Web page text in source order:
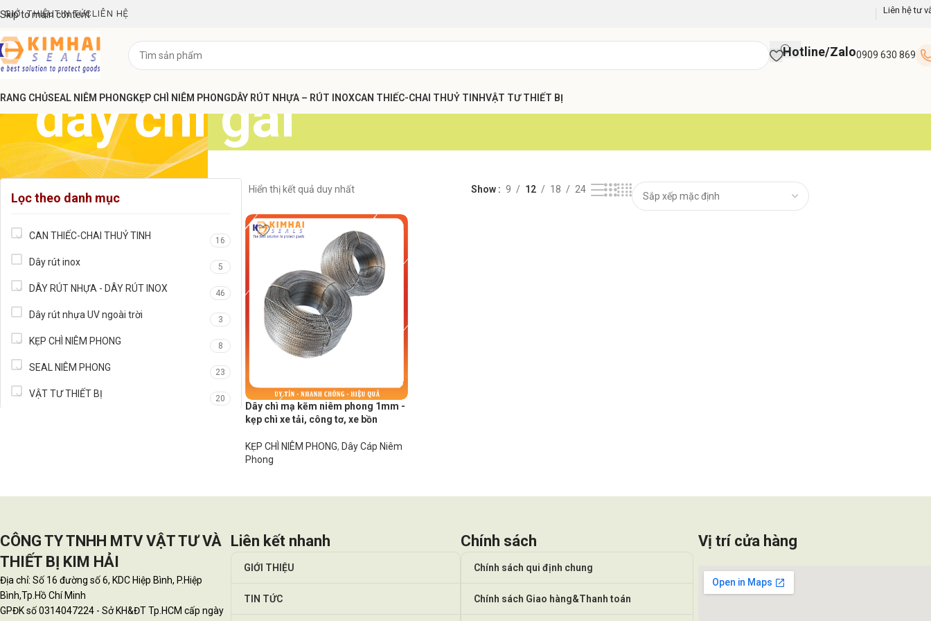
Skip to main content
GIỚI THIỆUTIN TỨC LIÊN HỆ Liên hệ tư
Hotline/Zalo0909 630 869
CHỦSEAL NIÊM PHONGKẸP CHÌ NIÊM PHONGDÂY RÚT NHỰA – RÚT INOXCAN THIẾC-CHAI THUỶ TINHVẬT TƯ THIẾT BỊ
dây chì gai
Lọc theo danh mục
CAN THIẾC-CHAI THUỶ TINH 16
Dây rút inox 5
DÂY RÚT NHỰA - DÂY RÚT INOX 46
Dây rút nhựa UV ngoài trời 3
KẸP CHÌ NIÊM PHONG 8
SEAL NIÊM PHONG 23
VẬT TƯ THIẾT BỊ 20
Hiển thị kết quả duy nhất Show 9 12 18 24
Dây chì mạ kẽm niêm phong 1mm -
kẹp chì xe tải, công tơ, xe bồn
KẸP CHÌ NIÊM PHONG, Dây Cáp Niêm
Phong
CÔNG TY TNHH MTV VẬT TƯ VÀ
THIẾT BỊ KIM HẢI
Địa chỉ: Số 16 đường số 6, KDC Hiệp Bình, P.Hiệp
Bình,Tp.Hồ Chí Minh
GPĐK số 0314047224 - Sở KH&ĐT Tp.HCM cấp ngày
Liên kết nhanh
GIỚI THIỆU
TIN TỨC
Chính sách
Chính sách qui định chung
Chính sách Giao hàng&Thanh toán
Vị trí cửa hàng